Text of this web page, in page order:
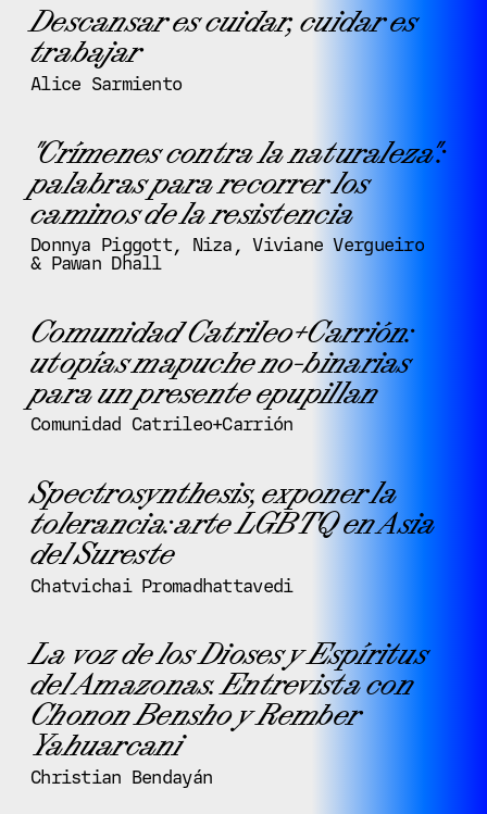
Descansar es cuidar, cuidar es
trabajar
Alice Sarmiento
"Crímenes contra la naturaleza":
palabras para recorrer los
caminos de la resistencia
Donnya Piggott, Niza, Viviane Vergueiro
& Pawan Dhall
Comunidad Catrileo+Carrión:
utopías mapuche no-binarias
para un presente epupillan
Comunidad Catrileo+Carrión
Spectrosynthesis, exponer la
tolerancia: arte LGBTQ en Asia
del Sureste
Chatvichai Promadhattavedi
La voz de los Dioses y Espíritus
del Amazonas. Entrevista con
Chonon Bensho y Rember
Yahuarcani
Christian Bendayán